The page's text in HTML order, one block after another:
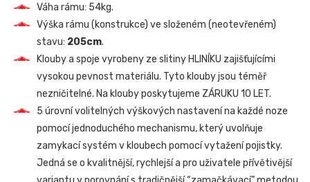
Váha rámu: 54kg.
Výška rámu (konstrukce) ve složeném (neotevřeném)
stavu: 205cm.
Klouby a spoje vyrobeny ze slitiny HLINÍKU zajišťujícími
vysokou pevnost materiálu. Tyto klouby jsou téměř
nezničitelné. Na klouby poskytujeme ZÁRUKU 10 LET.
5 úrovní volitelných výškových nastavení na každé noze
pomocí jednoduchého mechanismu, který uvolňuje
zamykací systém v kloubech pomocí vytažení pojistky.
Jedná se o kvalitnější, rychlejší a pro uživatele přívětivější